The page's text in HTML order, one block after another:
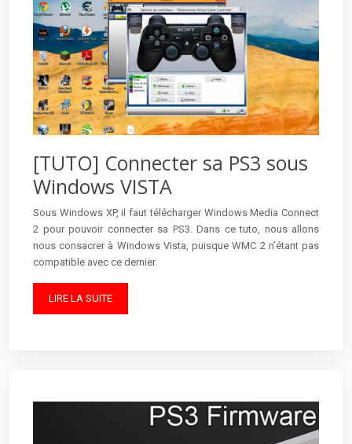
[TUTO] Connecter sa PS3 sous
Windows VISTA
Sous Windows XP, il faut télécharger Windows Media Connect
2 pour pouvoir connecter sa PS3. Dans ce tuto, nous allons
nous consacrer à Windows Vista, puisque WMC 2 n’étant pas
compatible avec ce dernier.
LIRE LA SUITE